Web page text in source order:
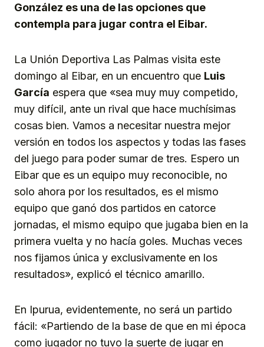
González es una de las opciones que
contempla para jugar contra el Eibar.
La Unión Deportiva Las Palmas visita este
domingo al Eibar, en un encuentro que Luis
García espera que «sea muy muy competido,
muy difícil, ante un rival que hace muchísimas
cosas bien. Vamos a necesitar nuestra mejor
versión en todos los aspectos y todas las fases
del juego para poder sumar de tres. Espero un
Eibar que es un equipo muy reconocible, no
solo ahora por los resultados, es el mismo
equipo que ganó dos partidos en catorce
jornadas, el mismo equipo que jugaba bien en la
primera vuelta y no hacía goles. Muchas veces
nos fijamos única y exclusivamente en los
resultados», explicó el técnico amarillo.
En Ipurua, evidentemente, no será un partido
fácil: «Partiendo de la base de que en mi época
como jugador no tuvo la suerte de jugar en